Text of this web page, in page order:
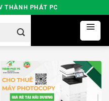
THÀNH PHÁT PC